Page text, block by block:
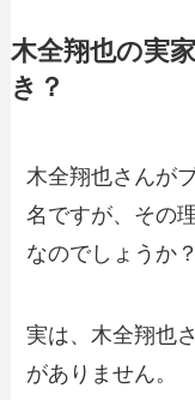
木全翔也の実
き？
木全翔也さんが
名ですが、その
なのでしょうか？
実は、木全翔也
がありません。